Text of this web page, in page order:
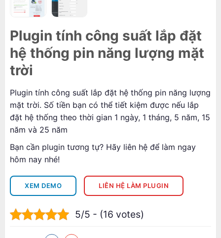
Plugin tính công suất lắp đặt
hệ thống pin năng lượng mặt
trời
Plugin tính công suất lắp đặt hệ thống pin năng lượng
mặt trời. Số tiền bạn có thể tiết kiệm được nếu lắp
đặt hệ thống theo thời gian 1 ngày, 1 tháng, 5 năm, 15
năm và 25 năm
Bạn cần plugin tương tự? Hãy liên hệ để làm ngay
hôm nay nhé!
XEM DEMO LIÊN HỆ LÀM PLUGIN
5/5 - (16 votes)